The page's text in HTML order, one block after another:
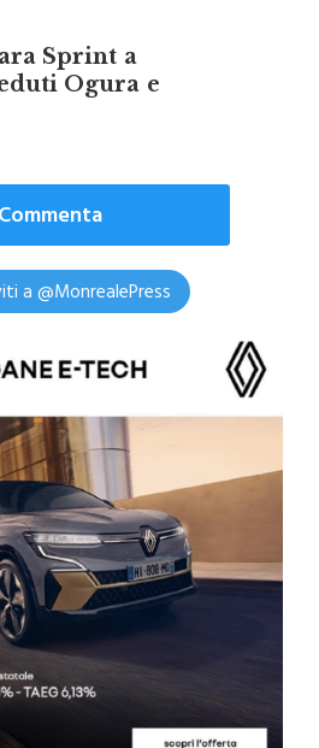
Sprint a
Ogura e
a @MonrealePress